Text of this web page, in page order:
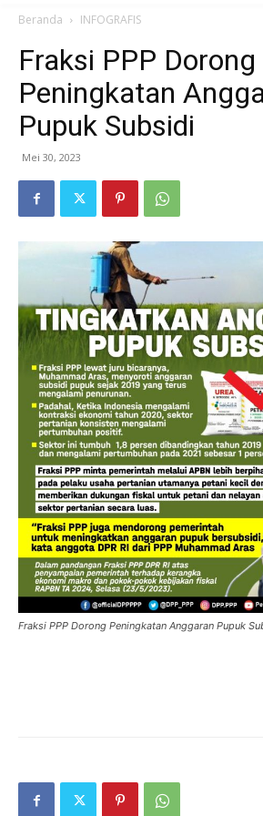
Beranda INFOGRAFIS
Fraksi PPP Dorong
Peningkatan
Pupuk Subsidi
Mei 30, 2023
Fraksi PPP Dorong Peningkatan Anggaran Pupuk